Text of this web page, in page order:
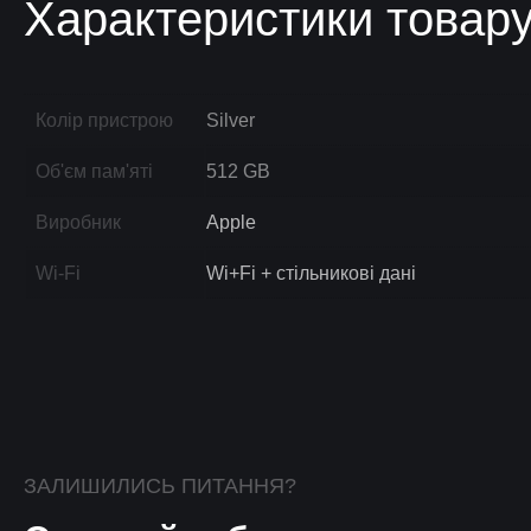
Характеристики
Колір пристрою Silver
Об'єм пам'яті 512 GB
Виробник Apple
Wi-Fi Wi+Fi + стільникові дані
ЗАЛИШИЛИСЬ ПИТАННЯ?